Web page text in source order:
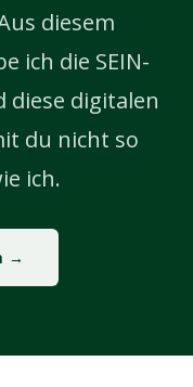
diesem
ich die SEIN-
diese digitalen
du nicht so
ich.
→